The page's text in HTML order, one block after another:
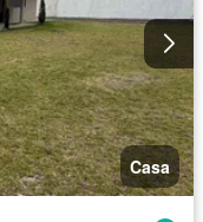
Casa